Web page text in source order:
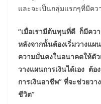
และจะเป็นกลุ่มแรกๆที่มีคว
“เมื่อเรามีต้นทุนที่ดี ก็มีคว
หลังจากนั้นต้องเริ่มวางแผ
ความมั่นคงในอนาคตให้ตั
วางแผนการเงินได้เอง ต้
การเงินอาชีพ” ที่จะช่วยวา
ชีวิต”